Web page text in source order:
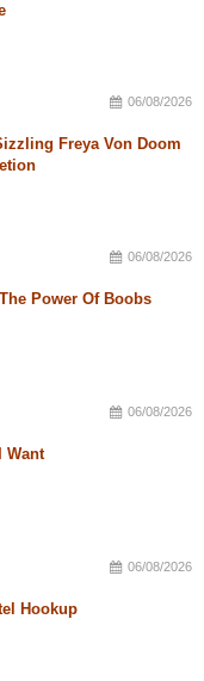
06/08/2026
Freya Von Doom
06/08/2026
Power Of Boobs
06/08/2026
Want
06/08/2026
Hookup